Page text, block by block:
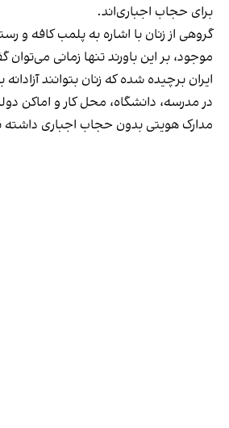
برای حجاب اجباری‌اند.
گروهی از زنان با اشاره به پلمب کافه و
موجود، بر این باورند تنها زمانی
ایران برچیده شده که زنان بتوانند
در مدرسه، دانشگاه، محل کار و اماکن
مدارک هویتی بدون حجاب اجباری داشته